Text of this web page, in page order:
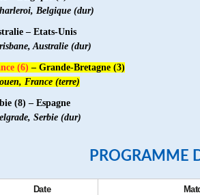
Belgique (dur)
– Etats-Unis
Australie (dur)
(6) – Grande-Bretagne (3)
France (terre)
(8) – Espagne
Serbie (dur)
PROGRAMME
Date